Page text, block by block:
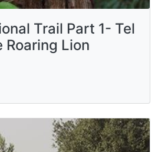
Trail Part 1- Tel
Roaring Lion